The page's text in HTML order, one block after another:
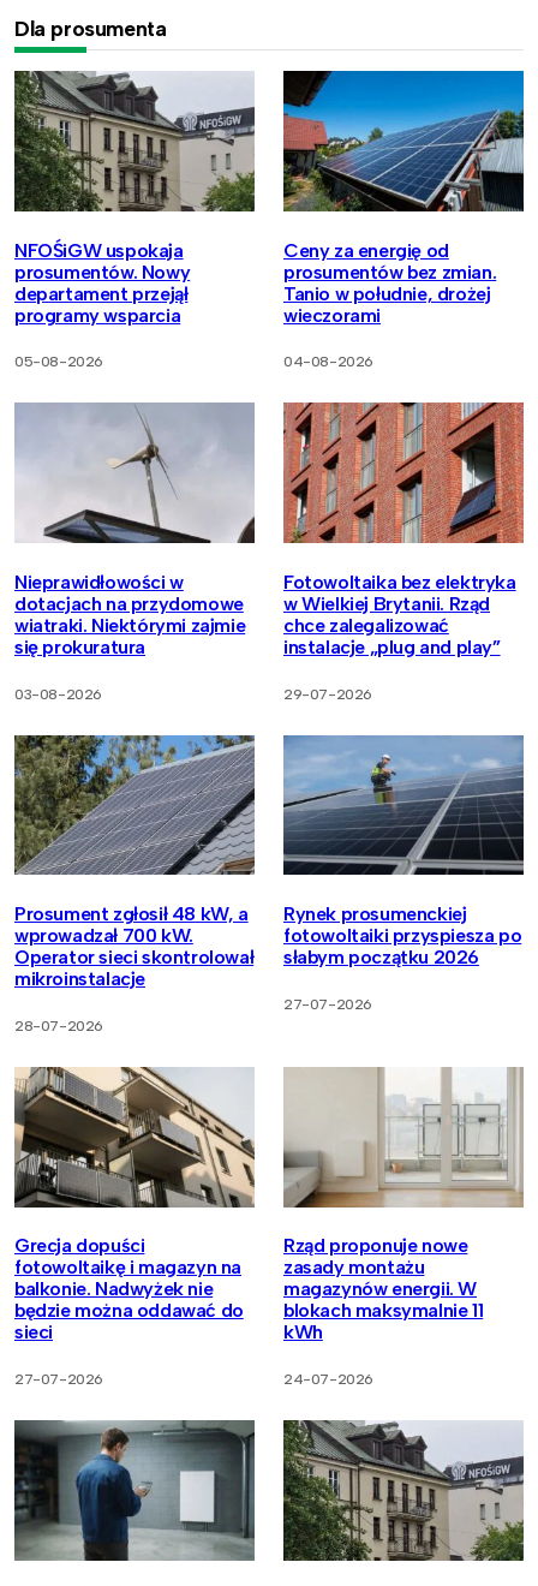
Dla prosumenta
NFOŚiGW uspokaja
prosumentów. Nowy
departament przejął
programy wsparcia
05-08-2026
Ceny za energię od
prosumentów bez zmian.
Tanio w południe, drożej
wieczorami
04-08-2026
Nieprawidłowości w
dotacjach na przydomowe
wiatraki. Niektórymi zajmie
się prokuratura
03-08-2026
Fotowoltaika bez elektryka
w Wielkiej Brytanii. Rząd
chce zalegalizować
instalacje „plug and play”
29-07-2026
Prosument zgłosił 48 kW, a
wprowadzał 700 kW.
Operator sieci skontrolował
mikroinstalacje
28-07-2026
Rynek prosumenckiej
fotowoltaiki przyspiesza po
słabym początku 2026
27-07-2026
Grecja dopuści
fotowoltaikę i magazyn na
balkonie. Nadwyżek nie
będzie można oddawać do
sieci
27-07-2026
Rząd proponuje nowe
zasady montażu
magazynów energii. W
blokach maksymalnie 11
kWh
24-07-2026